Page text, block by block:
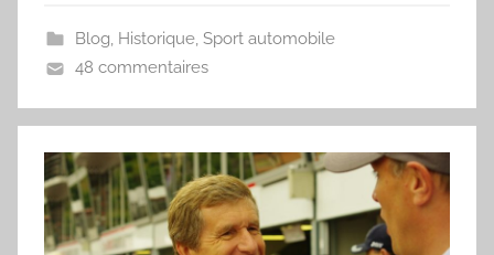
Blog, Historique, Sport automobile
48 commentaires